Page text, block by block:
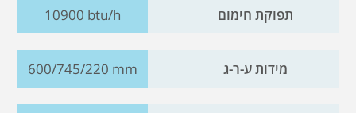
תפוקת חימום 10900 btu/h
מידות ע-ר-ג 600/745/220 mm